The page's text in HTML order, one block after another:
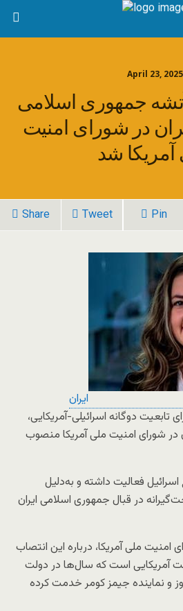
April 23, 2025
جمهوری اسلامی
در شورای امنیت
شد
Share Tweet Pin
ایران
تابعیت دوگانه اسرائیلی-آمریکایی،
در شورای امنیت ملی آمریکا منصوب
فعالیت داشته و به‌دلیل
در قبال جمهوری اسلامی ایران
امنیت ملی آمریکا، درباره این انتصاب
آمریکایی است که سال‌ها در دولت
و نماینده جیمز کومر خدمت کرده